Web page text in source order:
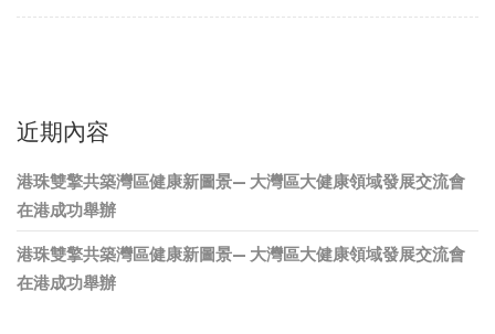
近期內容
港珠雙擎共築灣區健康新圖景— 大灣區大健康領域發展交流會
在港成功舉辦
港珠雙擎共築灣區健康新圖景— 大灣區大健康領域發展交流會
在港成功舉辦